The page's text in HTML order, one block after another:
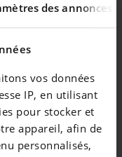
des annonces
vos données
IP, en utilisant
pour stocker et
appareil, afin de
personnalisés,
TOYOTA COROLLA
16.990 EUR 84.784 km